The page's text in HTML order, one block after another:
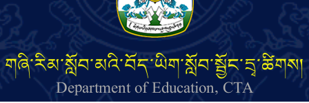
གཞི་རིམ་སློབ་མའི་བོད་ཡིག་སློབ་སྦྱོང་དྲྭ་ཚིགས།
Department of Education, CTA